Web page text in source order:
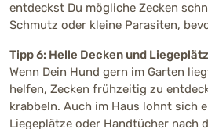
entdeckst Du mögliche Zecken
Schmutz oder kleine Parasiten,
Tipp 6: Helle Decken und
Wenn Dein Hund gern im Garten
helfen, Zecken frühzeitig zu
krabbeln. Auch im Haus lohnt sich
Liegeplätze oder Handtücher nach